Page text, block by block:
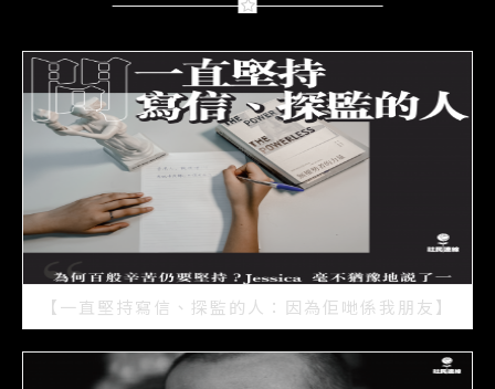
【一直堅持寫信、探監的人：因為佢哋係我朋友】
2021/07/15